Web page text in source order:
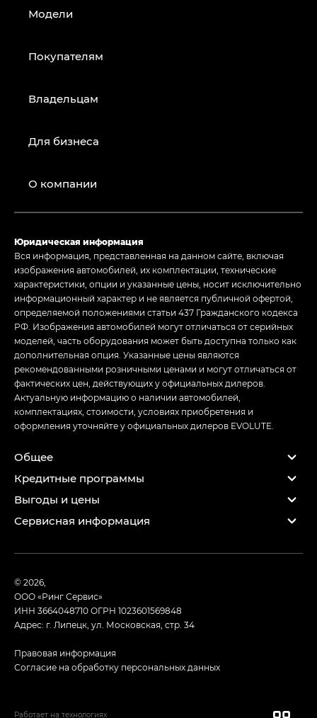
Модели
Покупателям
Владельцам
Для бизнеса
О компании
Юридическая информация
Вся информация, представленная на данном сайте, включая
изображения автомобилей, их комплектации, технические
характеристики, опции и указанные цены, носит исключительно
информационный характер и не является публичной офертой,
определяемой положениями статьи 437 Гражданского кодекса
РФ. Изображения автомобилей могут отличаться от серийных
моделей, часть оборудования может быть доступна только как
дополнительная опция. Указанные цены являются
рекомендованными розничными ценами и могут отличаться от
фактических цен, действующих у официальных дилеров.
Актуальную информацию о наличии автомобилей,
комплектациях, стоимости, условиях приобретения и
оформления уточняйте у официальных дилеров EVOLUTE.
Общее
Кредитные программы
Выгоды и цены
Сервисная информация
© 2026,
ООО «Ринг Сервис»
ИНН 3664048710ОГРН 1023601569848
Адрес: г. Липецк, ул. Московская, стр. 34
Правовая информация
Согласие на обработку персональных данных
Работает на технологиях